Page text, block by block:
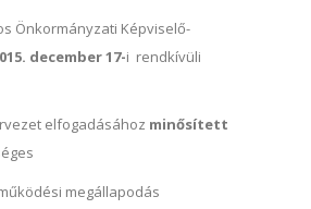
Önkormányzati Képviselő-
december 17-i rendkívüli
elfogadásához minősített
megállapodás